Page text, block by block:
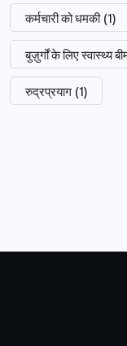
कर्मचारी को धमकी (1)
बुज़ुर्गों के लिए स्वास्थ्य
रुद्रप्रयाग (1)